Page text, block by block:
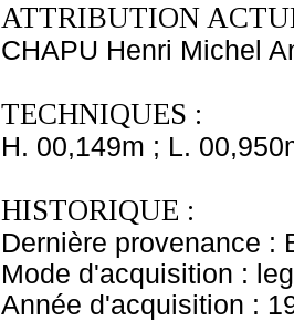
ATTRIBUTION
CHAPU Henri Michel
TECHNIQUES :
H. 00,149m ; L.
HISTORIQUE :
Dernière provenance :
Mode d'acquisition :
Année d'acquisition :